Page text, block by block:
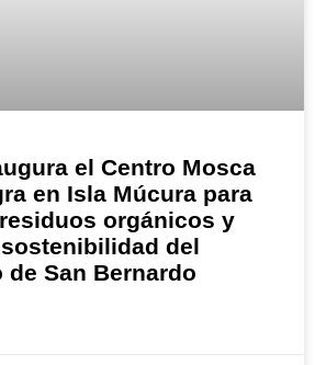
el Centro Mosca
en Isla Múcura para
orgánicos y
del
San Bernardo